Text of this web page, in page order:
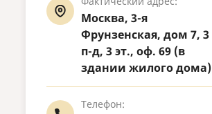
Москва, 3-я
Фрунзенская, дом 7, 3
п-д, 3 эт., оф. 69 (в
здании жилого дома)
Телефон: